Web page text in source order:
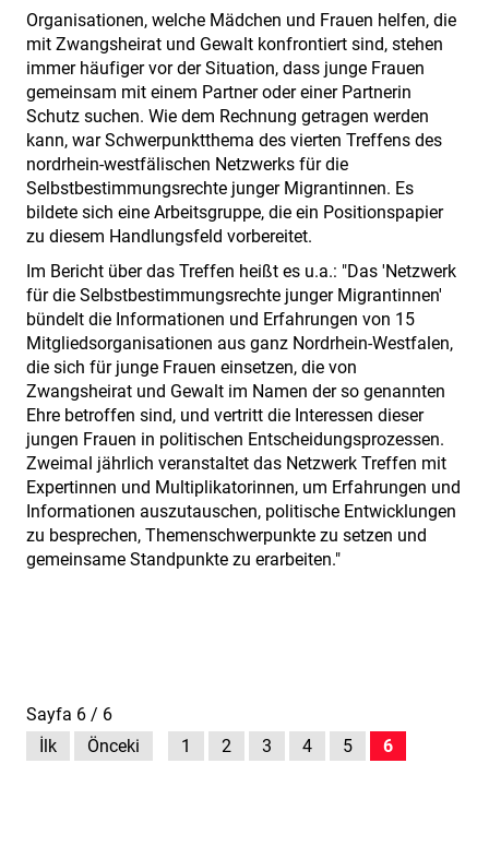
Organisationen, welche Mädchen und Frauen helfen, die
mit Zwangsheirat und Gewalt konfrontiert sind, stehen
immer häufiger vor der Situation, dass junge Frauen
gemeinsam mit einem Partner oder einer Partnerin
Schutz suchen. Wie dem Rechnung getragen werden
kann, war Schwerpunktthema des vierten Treffens des
nordrhein-westfälischen Netzwerks für die
Selbstbestimmungsrechte junger Migrantinnen. Es
bildete sich eine Arbeitsgruppe, die ein Positionspapier
zu diesem Handlungsfeld vorbereitet.
Im Bericht über das Treffen heißt es u.a.: "Das 'Netzwerk
für die Selbstbestimmungsrechte junger Migrantinnen'
bündelt die Informationen und Erfahrungen von 15
Mitgliedsorganisationen aus ganz Nordrhein-Westfalen,
die sich für junge Frauen einsetzen, die von
Zwangsheirat und Gewalt im Namen der so genannten
Ehre betroffen sind, und vertritt die Interessen dieser
jungen Frauen in politischen Entscheidungsprozessen.
Zweimal jährlich veranstaltet das Netzwerk Treffen mit
Expertinnen und Multiplikatorinnen, um Erfahrungen und
Informationen auszutauschen, politische Entwicklungen
zu besprechen, Themenschwerpunkte zu setzen und
gemeinsame Standpunkte zu erarbeiten."
Sayfa 6 / 6
İlk
Önceki 1 2 3 4 5 6